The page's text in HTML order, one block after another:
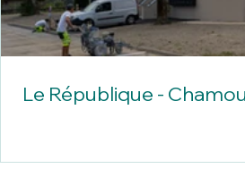
Le République -